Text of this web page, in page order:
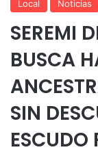
Local Noticias
SEREMI
BUSCA
SIN
ESCUDO